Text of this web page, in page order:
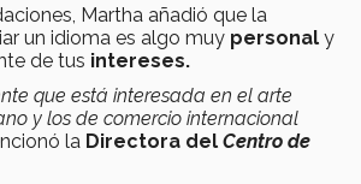
Martha añadió que la
un idioma es algo muy personal y
de tus intereses.
que está interesada en el arte
y los de comercio internacional
la Directora del Centro de